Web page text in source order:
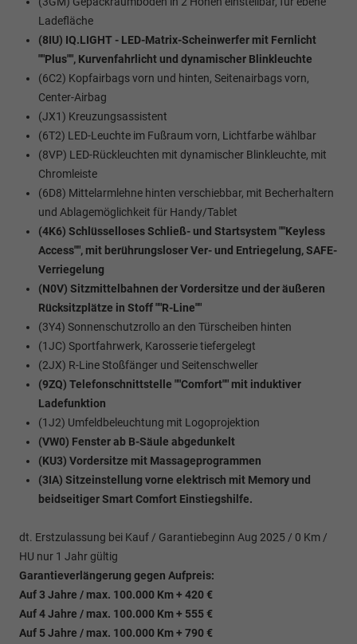
Ladefläche
(8IU) IQ.LIGHT - LED-Matrix-Scheinwerfer mit Fernlicht
""Plus"", Kurvenfahrlicht und dynamischer Blinkleuchte
(6C2) Kopfairbags vorn und hinten, Seitenairbags vorn,
Center-Airbag
(JX1) Kreuzungsassistent
(6T2) LED-Leuchte im Fußraum vorn, Lichtfarbe wählbar
(8VP) LED-Rückleuchten mit dynamischer Blinkleuchte, mit
Chromleiste
(6D8) Mittelarmlehne hinten verschiebbar, mit Becherhaltern
und Ablagemöglichkeit für Handy/Tablet
(4K6) Schlüsselloses Schließ- und Startsystem ""Keyless
Access"", mit berührungsloser Ver- und Entriegelung, SAFE-
Verriegelung
(N0V) Sitzmittelbahnen der Vordersitze und der äußeren
Rücksitzplätze in Stoff ""R-Line""
(3Y4) Sonnenschutzrollo an den Türscheiben hinten
(1JC) Sportfahrwerk, Karosserie tiefergelegt
(2JX) R-Line Stoßfänger und Seitenschweller
(9ZQ) Telefonschnittstelle ""Comfort"" mit induktiver
Ladefunktion
(1J2) Umfeldbeleuchtung mit Logoprojektion
(VW0) Fenster ab B-Säule abgedunkelt
(KU3) Vordersitze mit Massageprogrammen
(3IA) Sitzeinstellung vorne elektrisch mit Memory und
beidseitiger Smart Comfort Einstiegshilfe.
dt. Erstzulassung bei Kauf / Garantiebeginn Aug 2025 / 0 Km /
HU nur 1 Jahr gültig
Garantieverlängerung gegen Aufpreis:
Auf 3 Jahre / max. 100.000 Km + 420 €
Auf 4 Jahre / max. 100.000 Km + 555 €
Auf 5 Jahre / max. 100.000 Km + 790 €